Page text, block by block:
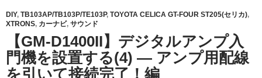
DIY, TB103AP/TB103P/TE103P, TOYOTA CELICA GT-FOUR ST205(セリカ),
XTRONS, カーナビ, サウンド
【GM-D1400II】デジタルアンプ入
門機を設置する(4) ― アンプ用配線
を引いて接続完了！編